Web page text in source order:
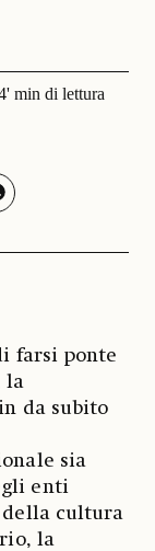
min di lettura
farsi ponte
la
da subito
sia
enti
della cultura
la